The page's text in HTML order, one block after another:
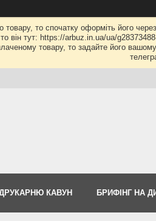
то спочатку оформіть його
він тут: https://arbuz.in.ua/ua/
товару, то задайте його
КАВУН БРИФІНГ НА